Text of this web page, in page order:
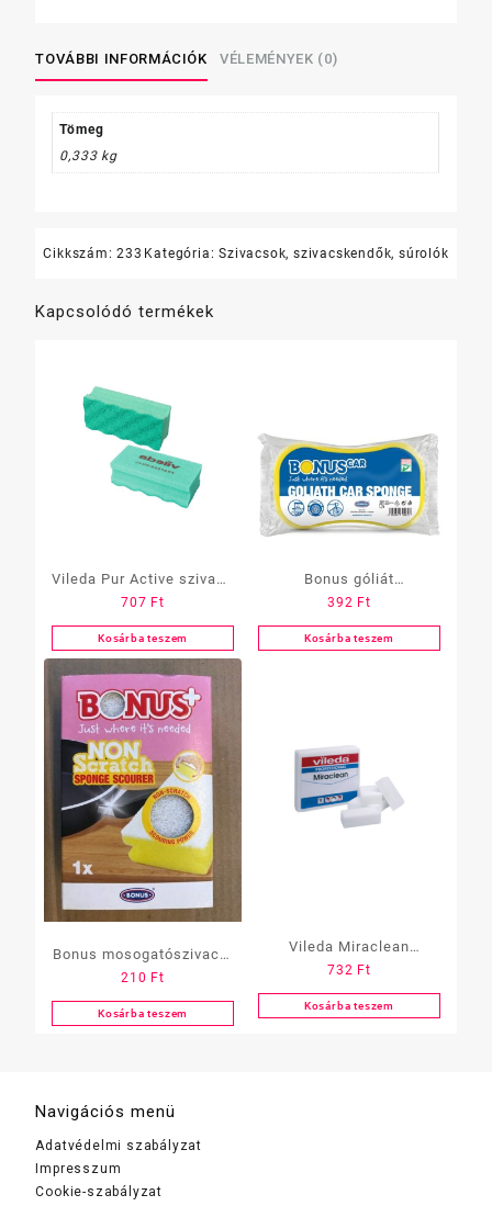
db-
os
TOVÁBBI INFORMÁCIÓK VÉLEMÉNYEK (0)
Tömeg
0,333 kg
Cikkszám:233 Kategória:Szivacsok, szivacskendők, súrolók
Kapcsolódó termékek
Vileda Pur Active szivacs
15x7cm többféle
707 Ft
Kosárba teszem
Bonus góliát
autómosószivacs
392 Ft
Kosárba teszem
Bonus mosogatószivacs,
karcmentes, formázott, 1
db-os
210 Ft
Kosárba teszem
Vileda Miraclean
csodaszivacs nagy
12×7,5 cm
732 Ft
Kosárba teszem
Navigációs menü
Adatvédelmi szabályzat
Impresszum
Cookie-szabályzat